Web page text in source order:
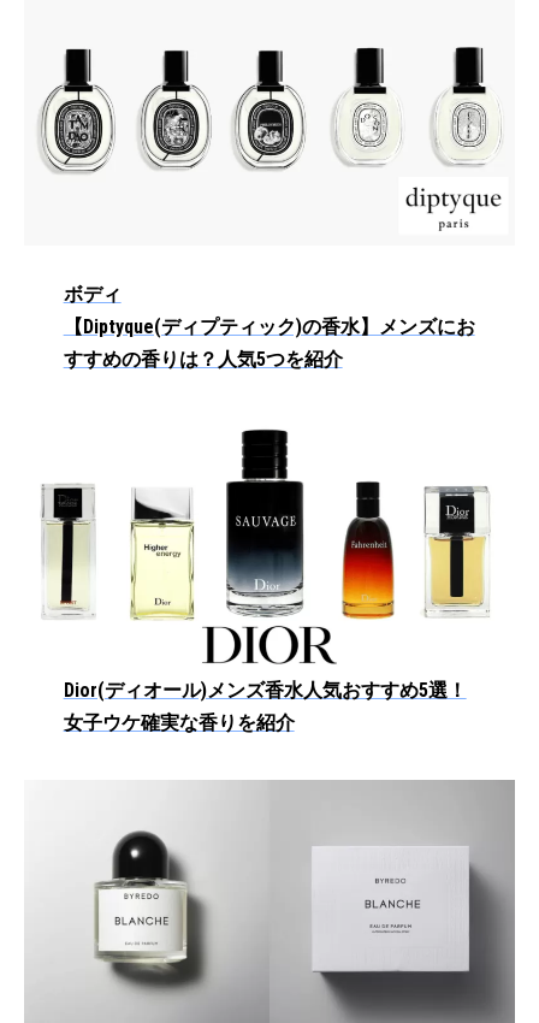
ボディ
【Diptyque(ディプティック)の香水】メンズにお
すすめの香りは？人気5つを紹介
Dior(ディオール)メンズ香水人気おすすめ5選！
女子ウケ確実な香りを紹介